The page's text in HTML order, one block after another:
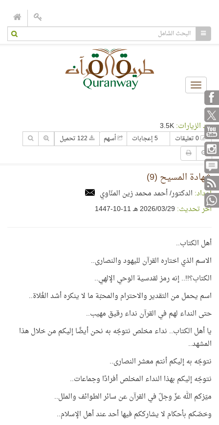
Toggle
navigation
عدد الزيارات:
5 إعجابات أسهم
شهادة المسيح (9)
إعداد: الدكتور/ أحمد محمد زين المنّاوي
آخر تحديث: 29‏/03‏/2026 هـ 11-10-1447
أهل الكتاب..
الاسم الذي اختاره القرآن لليهود والنصارى..
الكتاب؟!!.. إنه رمز لقدسية الوحي الإلهي..
اسم يحمل من التقدير والاحترام والمحبّة ما لا ينكره أشد الغُلاة..
حتى النداء لهم في القرآن نداء رقيق مهيب..
يا أهل الكتاب.. نداء مخلص نتوجّه به نحن أيضًا إليكم من خلال هذا
المشهد..
نتوجّه به إليكم أنتم معشر النصارى..
نتوجّه إليكم بهذا النداء المخلص أفرادًا وجماعات..
ميّزكم الله عزّ وجلّ في القرآن عن سائر الطوائف والملل..
وخصّكم بأحكام لا يشارككم فيها أحد عند أهل الإسلام..